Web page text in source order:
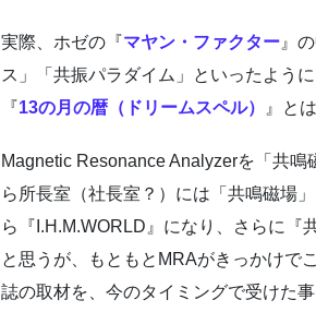
実際、ホゼの『マヤン・ファクター 』
ス」「共振パラダイム」といったよう
『13の月の暦（ドリームスペル） 』と
Magnetic Resonance Analyzerを「共
ら所長室（社長室？）には「共鳴磁場
ら『I.H.M.WORLD』になり、さらに『
と思うが、もともとMRAがきっかけで
誌の取材を、今のタイミングで受けた